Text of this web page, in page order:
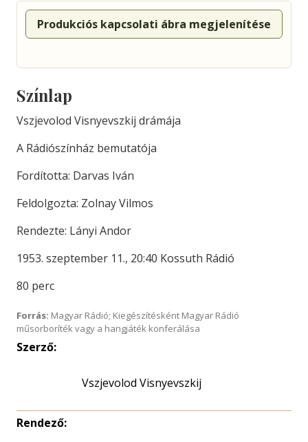
Produkciós kapcsolati ábra megjelenítése
Színlap
Vszjevolod Visnyevszkij drámája
A Rádiószínház bemutatója
Fordította: Darvas Iván
Feldolgozta: Zolnay Vilmos
Rendezte: Lányi Andor
1953. szeptember 11., 20:40 Kossuth Rádió
80 perc
Forrás: Magyar Rádió; Kiegészítésként Magyar Rádió
műsorboríték vagy a hangjáték konferálása
Szerző:
Vszjevolod Visnyevszkij
Rendező: